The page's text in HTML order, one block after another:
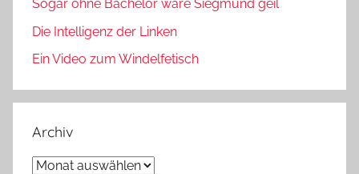
Sogar ohne Bachelor wäre Siegmund geil
Die Intelligenz der Linken
Ein Video zum Windelfetisch
Archiv
Archiv